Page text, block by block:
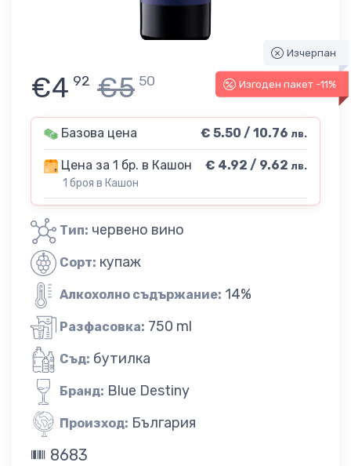
Изчерпан
Изгоден пакет -11%
€4 92 €5 50
Базова цена € 5.50 / 10.76 лв.
Цена за 1 бр. в Кашон
1 броя в Кашон
€ 4.92 / 9.62 лв.
Тип: червено вино
Сорт: купаж
Алкохолно съдържание: 14%
Разфасовка: 750 ml
Съд: бутилка
Бранд: Blue Destiny
Произход: България
8683